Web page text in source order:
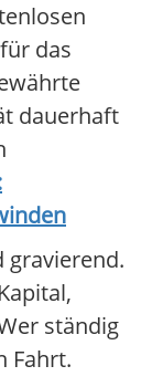
das
dauerhaft
gravierend.
ständig
Fahrt.